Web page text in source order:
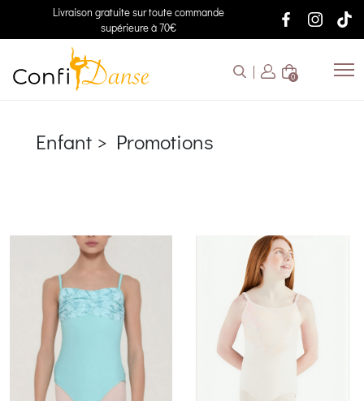
Livraison gratuite sur toute commande
supérieure à 70€
0
Enfant > Promotions